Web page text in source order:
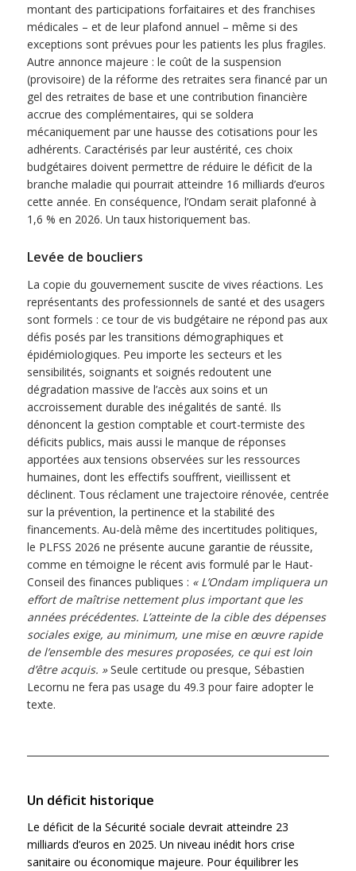
montant des participations forfaitaires et des franchises
médicales – et de leur plafond annuel – même si des
exceptions sont prévues pour les patients les plus fragiles.
Autre annonce majeure : le coût de la suspension
(provisoire) de la réforme des retraites sera financé par un
gel des retraites de base et une contribution financière
accrue des complémentaires, qui se soldera
mécaniquement par une hausse des cotisations pour les
adhérents. Caractérisés par leur austérité, ces choix
budgétaires doivent permettre de réduire le déficit de la
branche maladie qui pourrait atteindre 16 milliards d’euros
cette année. En conséquence, l’Ondam serait plafonné à
1,6 % en 2026. Un taux historiquement bas.
Levée de boucliers
La copie du gouvernement suscite de vives réactions. Les
représentants des professionnels de santé et des usagers
sont formels : ce tour de vis budgétaire ne répond pas aux
défis posés par les transitions démographiques et
épidémiologiques. Peu importe les secteurs et les
sensibilités, soignants et soignés redoutent une
dégradation massive de l’accès aux soins et un
accroissement durable des inégalités de santé. Ils
dénoncent la gestion comptable et court-termiste des
déficits publics, mais aussi le manque de réponses
apportées aux tensions observées sur les ressources
humaines, dont les effectifs souffrent, vieillissent et
déclinent. Tous réclament une trajectoire rénovée, centrée
sur la prévention, la pertinence et la stabilité des
financements. Au-delà même des incertitudes politiques,
le PLFSS 2026 ne présente aucune garantie de réussite,
comme en témoigne le récent avis formulé par le Haut-
Conseil des finances publiques : « L’Ondam impliquera un
effort de maîtrise nettement plus important que les
années précédentes. L’atteinte de la cible des dépenses
sociales exige, au minimum, une mise en œuvre rapide
de l’ensemble des mesures proposées, ce qui est loin
d’être acquis. »Seule certitude ou presque, Sébastien
Lecornu ne fera pas usage du 49.3 pour faire adopter le
texte.
Un déficit historique
Le déficit de la Sécurité sociale devrait atteindre 23
milliards d’euros en 2025. Un niveau inédit hors crise
sanitaire ou économique majeure. Pour équilibrer les